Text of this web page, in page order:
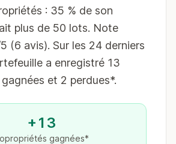
: 35 % de son
plus de 50 lots. Note
(6 avis). Sur les 24 derniers
a enregistré 13
et 2 perdues*.
+13
gagnées*